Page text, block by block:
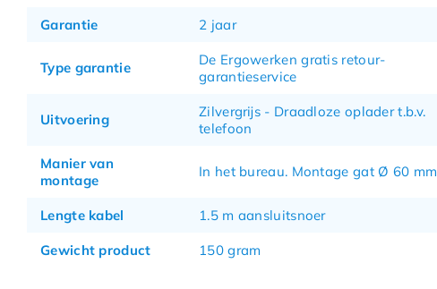
Garantie 2 jaar
Type garantie
De Ergowerken gratis retour-
garantieservice
Uitvoering
Zilvergrijs - Draadloze oplader t.b.v.
telefoon
Manier van
montage
In het bureau. Montage gat Ø 60 mm
Lengte kabel 1.5 m aansluitsnoer
Gewicht product 150 gram